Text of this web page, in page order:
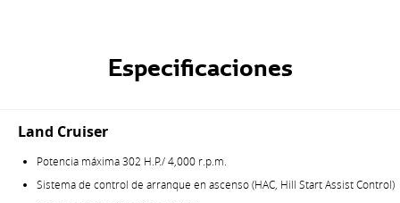
Especificaciones
Land Cruiser
Potencia máxima 302 H.P./ 4,000 r.p.m.
Sistema de control de arranque en ascenso (HAC, Hill Start Assist Control)